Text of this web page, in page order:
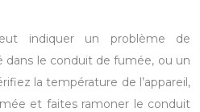
indiquer un problème de
le conduit de fumée, ou un
la température de l’appareil,
et faites ramoner le conduit